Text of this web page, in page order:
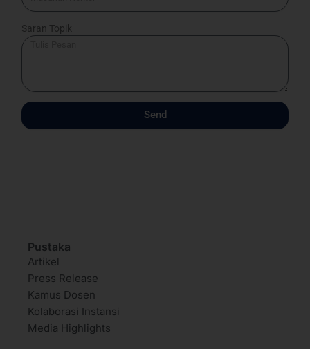
Saran Topik
Send
Pustaka
Artikel
Press Release
Kamus Dosen
Kolaborasi Instansi
Media Highlights